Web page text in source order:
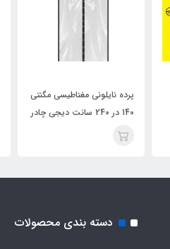
پرده نایلونی مغناطیسی مگنتی
140 در 240 سانت دیجی چادر
دسته بندی محصولات